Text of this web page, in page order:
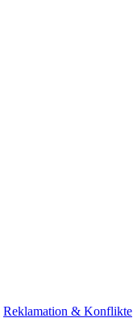
Reklamation & Konflikte